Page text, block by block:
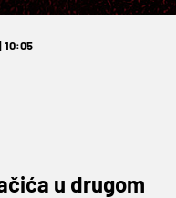
10:05
u drugom